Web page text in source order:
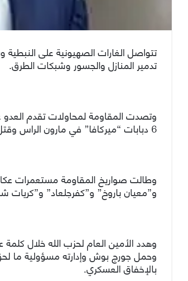
تتواصل الغارات الصهيونية على
تدمير المنازل والجسور وشبكات الطرق.
وتصدت المقاومة لمحاولات تقدم
6 دبابات “ميركافا” في مارون الراس وقتل 4 جنود صهاينة.
وطالت صواريخ المقاومة مستعمرات
و”معيان باروخ” و”كفرجلعاد” و”كريات
وهدد الأمين العام لحزب الله خلال
وحمل جورج بوش وإدارته مسؤولية ما
بالإخفاق العسكري.